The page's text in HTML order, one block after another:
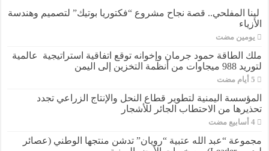
لينا المفلحي.. قصة نجاح مشروع “فكتوريا بوتيك” لتصميم وهندسة
الأزياء
‏يومين مضت
ملك الطاقة حمود جرمان وإخوانه توقع اتفاقية استراتيجية عالمية
لتوريد 988 ميجاوات من أنظمة التخزين إلى اليمن
المؤسسة اليمنية لتطوير قطاع النحل والإنتاج الزراعي تجدد
تحذيرها من الاحتطاب الجائر للأشجار
مجموعة “عبد الله عتبية “رويان” تدشن منتجها الوطني (عصائر